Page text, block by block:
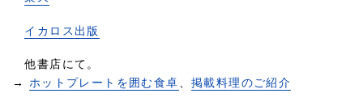
イカロス出版
他書店にて。
→ ホットプレートを囲む食卓 、掲載料理のご紹介